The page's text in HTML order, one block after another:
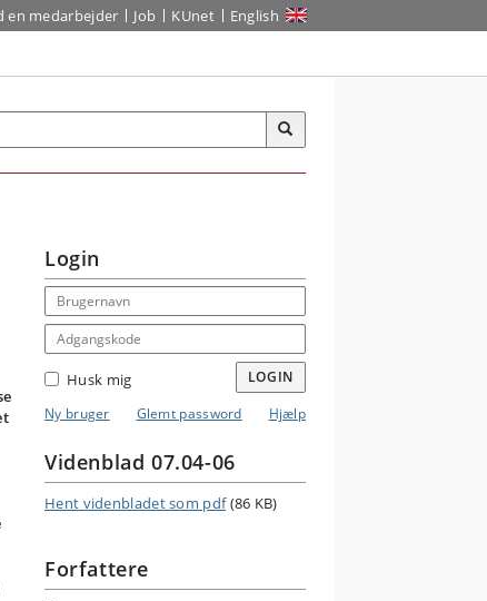
en medarbejder Job KUnet English
Login
Email address
Adgangskode
Husk mig
LOGIN
Ny bruger
Glemt password Hjælp
Videnblad 07.04-06
Hent videnbladet som pdf (86 KB)
Forfattere